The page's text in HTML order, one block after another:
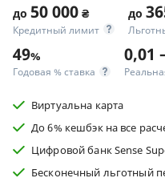
до 50 000 ₴
Кредитный лимит
до
49%
Годовая % ставка
0,01
Виртуальна карта
До 6% кешбэк на все
Цифровой банк Sense
Бесконечный льготный